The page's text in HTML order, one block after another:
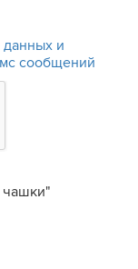
данных и
сообщений